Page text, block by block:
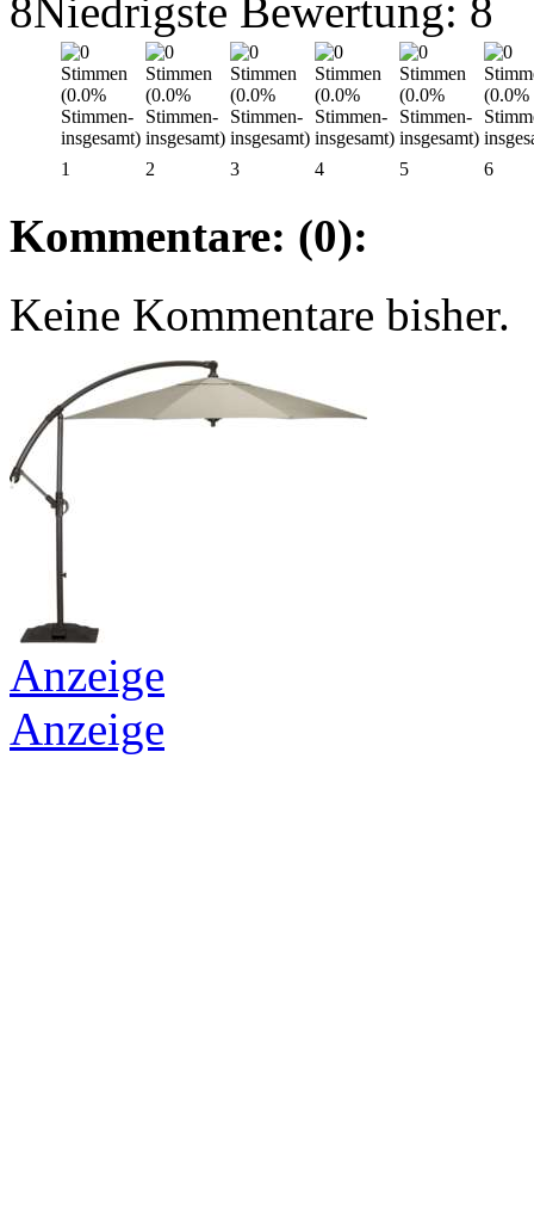
8Niedrigste Bewertung: 8
1 2 3 4 5 6
Kommentare: (0):
Keine Kommentare bisher.
Anzeige
Anzeige